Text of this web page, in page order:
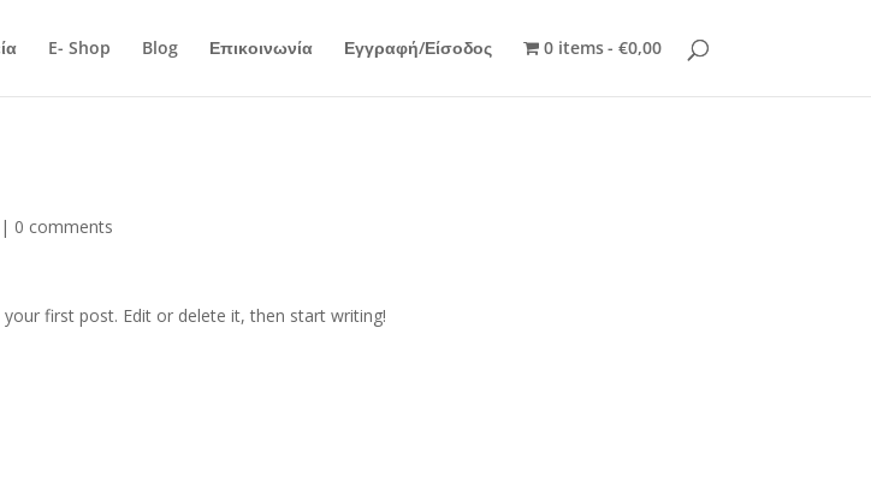
E- Shop Blog Επικοινωνία Εγγραφή/Είσοδος 0 items €0,00
| 0 comments
first post. Edit or delete it, then start writing!